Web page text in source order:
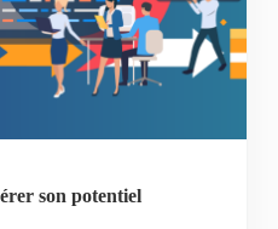
son potentiel